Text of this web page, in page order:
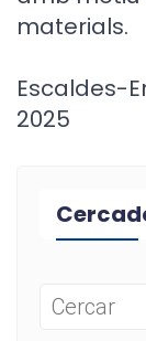
materials.
Escaldes-
2025